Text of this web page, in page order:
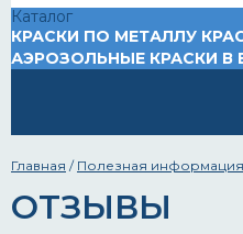
Каталог
КРАСКИ ПО МЕТАЛЛУ
АЭРОЗОЛЬНЫЕ КРАСКИ В
Главная / Полезная информация
ОТЗЫВЫ